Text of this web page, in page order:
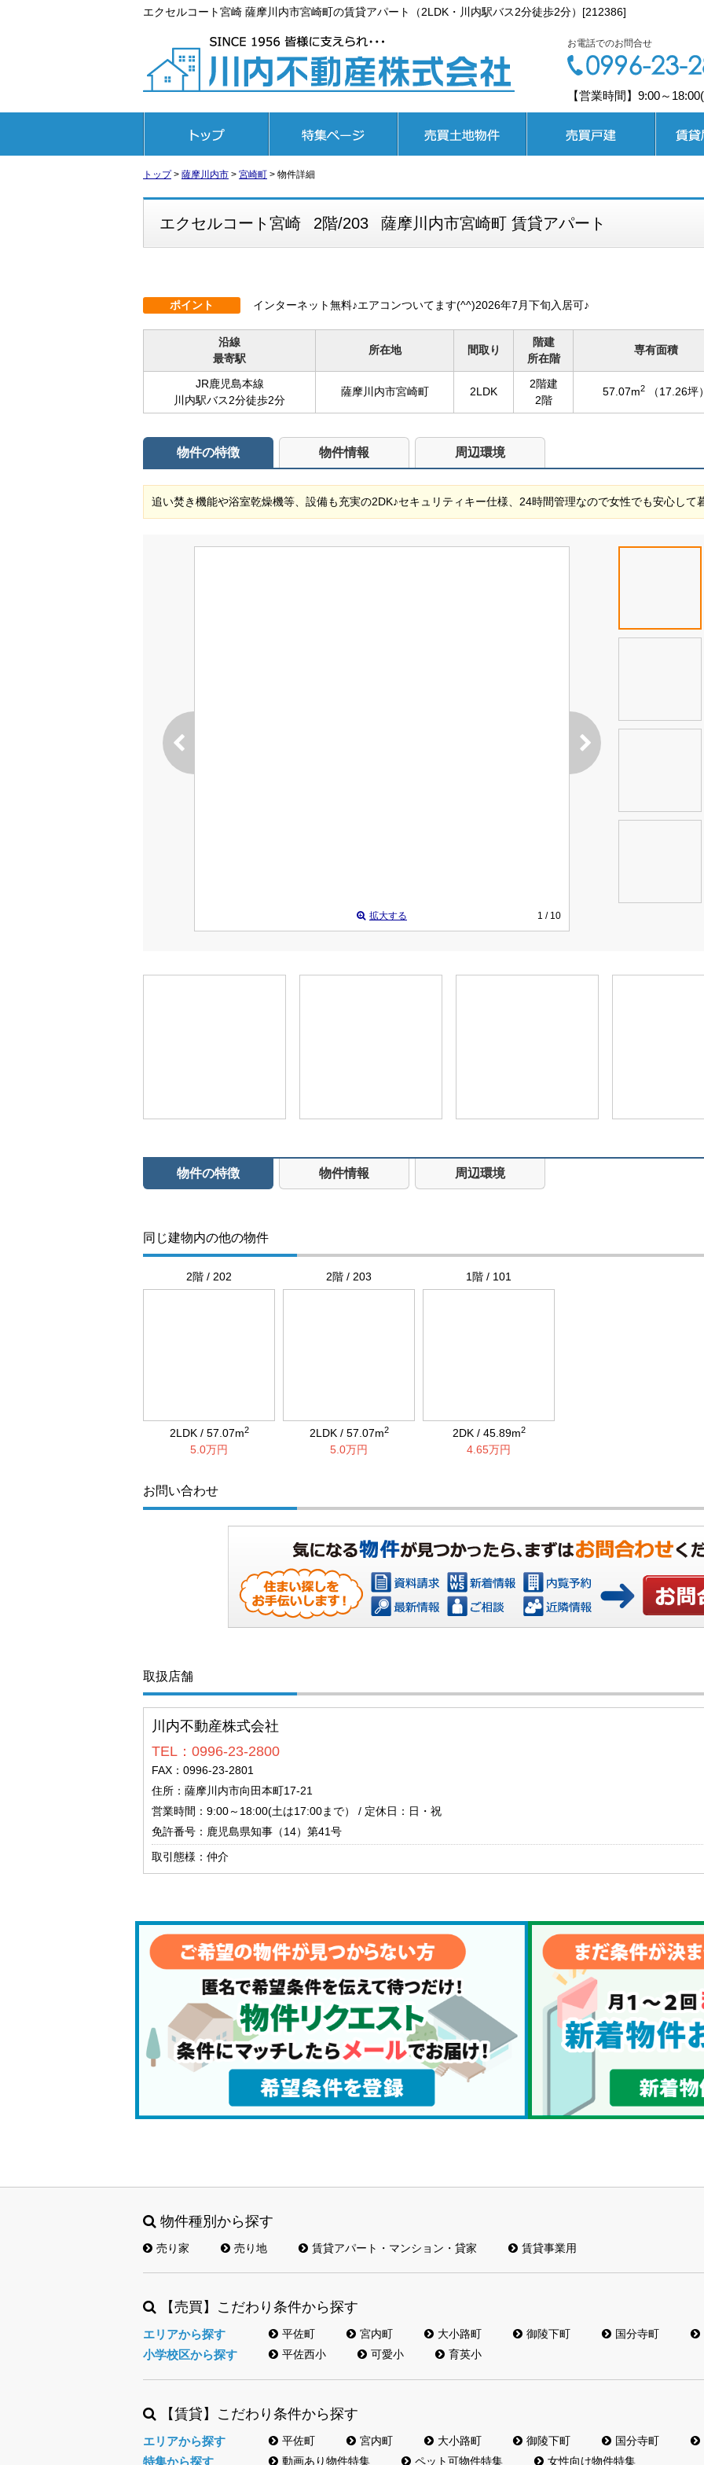
エクセルコート宮崎 薩摩川内市宮崎町の賃貸アパート（2LDK・川内駅バス2分徒歩2分）[212386]
お電話でのお問合せ
【営業時間】9:00～
トップ> 薩摩川内市 > 宮崎町 > 物件詳細
エクセルコート宮崎 2階/203 薩摩川内市宮崎町 賃貸アパート
ポイント インターネット無料♪エアコンついてます(^^)2026年7月下旬入居可♪
沿線
最寄駅
所在地 間取り
階建
所在階
専有面積
JR鹿児島本線
川内駅バス2分徒歩2分
薩摩川内市宮崎町 2LDK
2階建
2階
57.07m2 （17.26坪
物件の特徴 物件情報 周辺環境
追い焚き機能や浴室乾燥機等、設備も充実の2DK♪セキュリティキー仕様、24時間管理なので女性でも安心して
拡大する 1 / 10
物件の特徴 物件情報 周辺環境
同じ建物内の他の物件
2階 / 202
2LDK / 57.07m2
5.0万円
2階 / 203
2LDK / 57.07m2
5.0万円
1階 / 101
2DK / 45.89m2
4.65万円
お問い合わせ
取扱店舗
川内不動産株式会社
TEL：0996-23-2800
FAX：0996-23-2801
住所：薩摩川内市向田本町17-21
営業時間：9:00～18:00(土は17:00まで） / 定休日：日・祝
免許番号：鹿児島県知事（14）第41号
取引態様：仲介
物件種別から探す
売り家 売り地 賃貸アパート・マンション・貸家 賃貸事業用
【売買】こだわり条件から探す
エリアから探す 平佐町 宮内町 大小路町 御陵下町 国分寺町
小学校区から探す 平佐西小 可愛小 育英小
【賃貸】こだわり条件から探す
エリアから探す 平佐町 宮内町 大小路町 御陵下町 国分寺町
特集から探す 動画あり物件特集 ペット可物件特集 女性向け物件特集